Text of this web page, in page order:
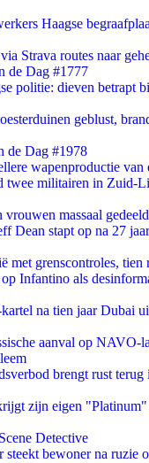
Haagse
Strava routes naar
de Dag #1777
politie: dieven betrapt
geblust,
de Dag #1978
wapenproductie van
twee militairen in Zuid-
massaal
Dean stapt op na 27
met grenscontroles, tien
Infantino als
na tien jaar Dubai
aanval op NAVO-
brengt rust terug
zijn eigen "Platinum"
Detective
steekt bewoner na ruzie